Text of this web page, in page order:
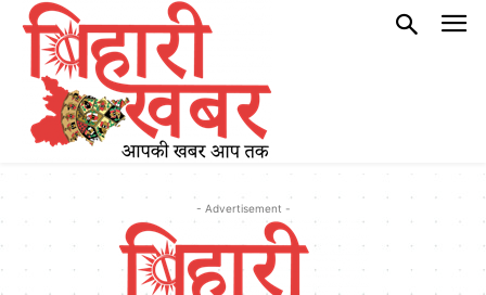
- Advertisement -